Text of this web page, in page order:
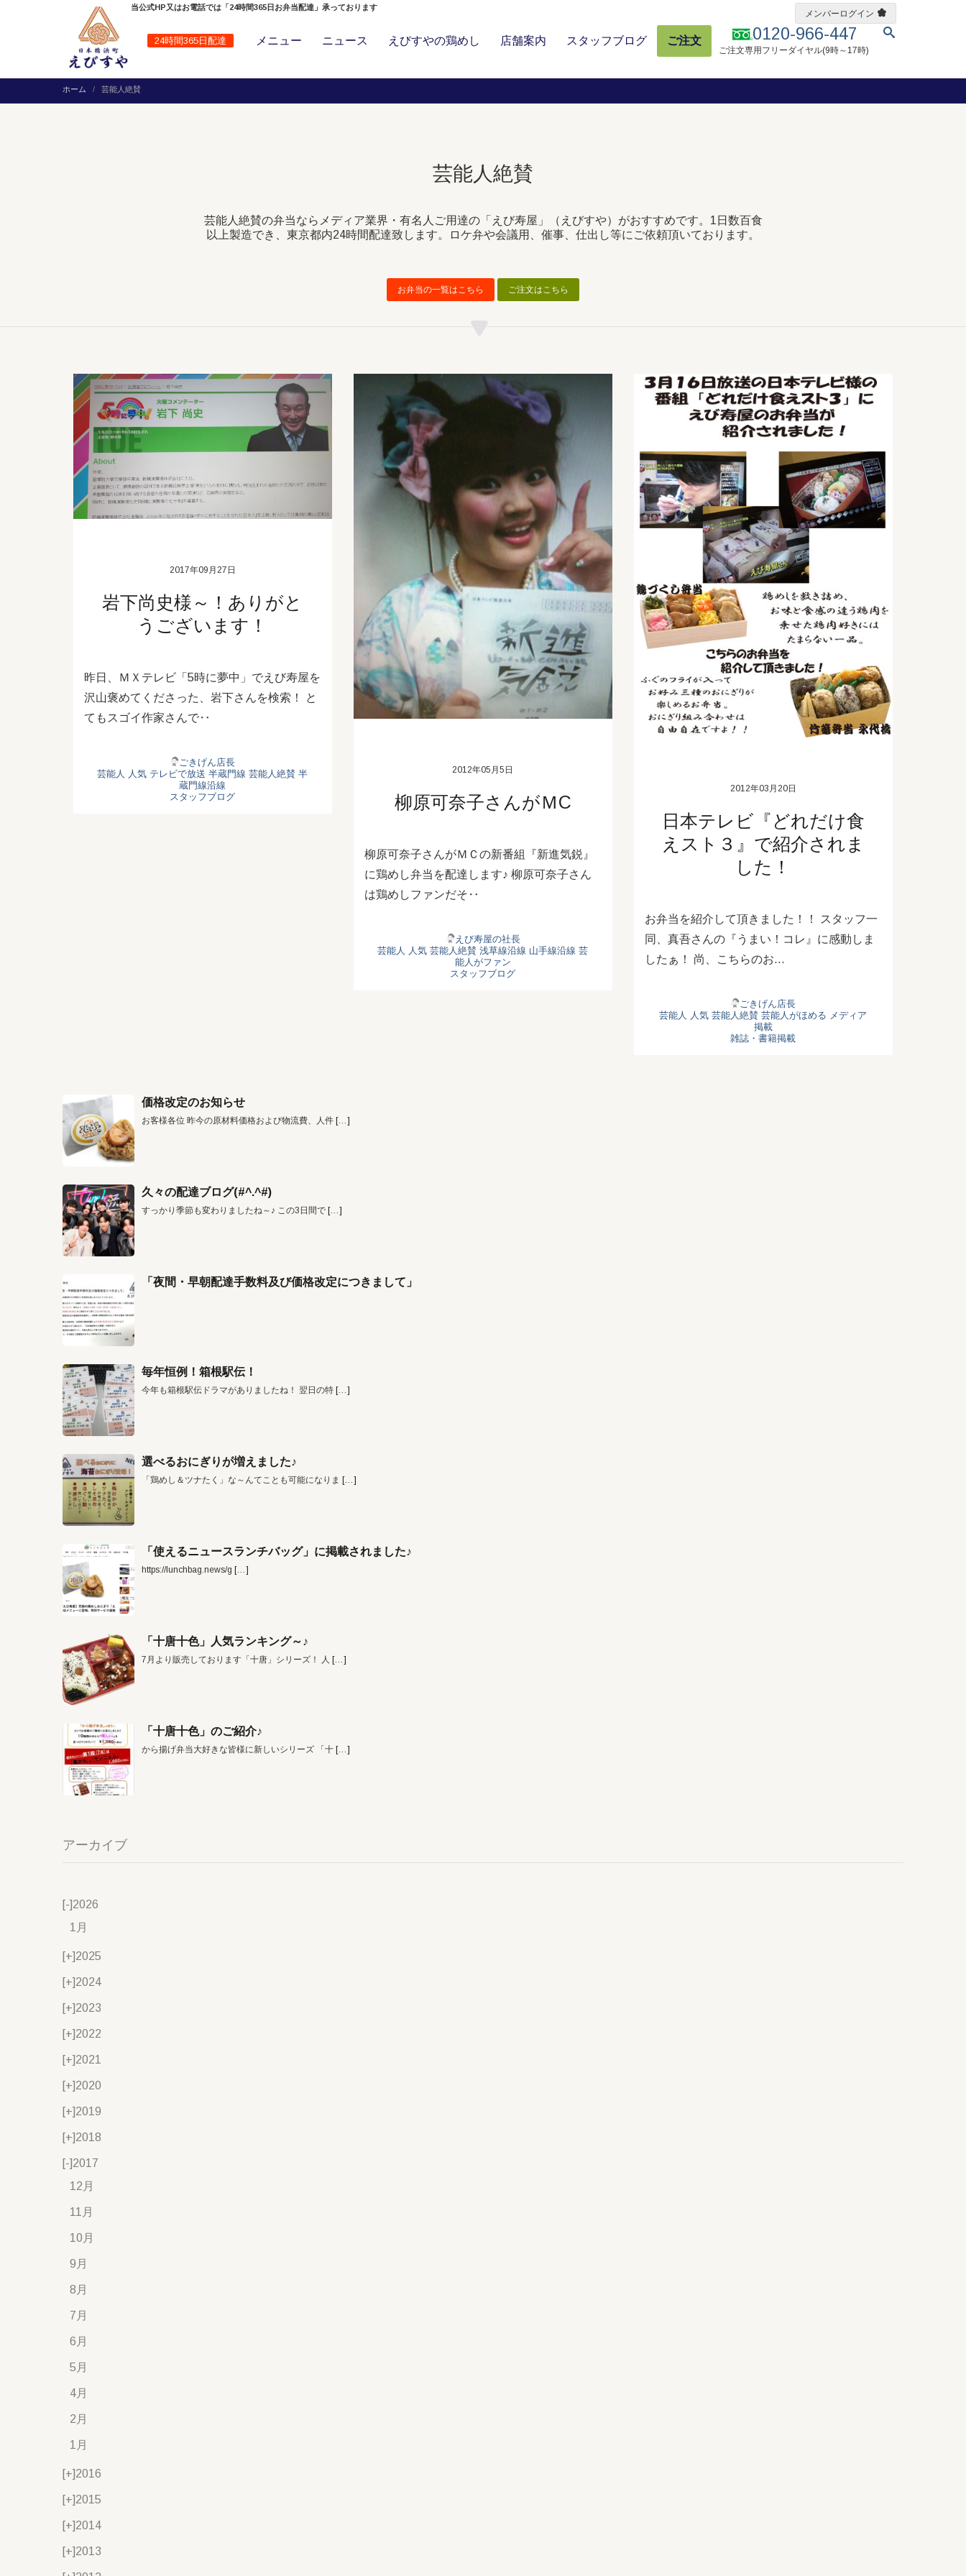
24時間365日配達 0120-966-447
ご注文専用フリーダイヤル(9時～17時)
メニュー ニュース えびすやの鶏めし 店舗案内 スタッフブログ ご注文
当公式HP又はお電話では「24時間365日お弁当配達」承っております
メンバーログイン
ホーム 芸能人絶賛
芸能人絶賛
芸能人絶賛の弁当ならメディア業界・有名人ご用達の「えび寿屋」（えびすや）がおすすめです。1日数百食
以上製造でき、東京都内24時間配達致します。ロケ弁や会議用、催事、仕出し等にご依頼頂いております。
お弁当の一覧はこちら ご注文はこちら
2017年09月27日
岩下尚史様～！ありがと
うございます！
昨日、ＭＸテレビ「5時に夢中」でえび寿屋を
沢山褒めてくださった、岩下さんを検索！ と
てもスゴイ作家さんで‥
ごきげん店長
芸能人 人気 テレビで放送 半蔵門線 芸能人絶賛 半
蔵門線沿線
スタッフブログ
2012年05月5日
柳原可奈子さんがＭC
柳原可奈子さんがＭＣの新番組『新進気鋭』
に鶏めし弁当を配達します♪ 柳原可奈子さん
は鶏めしファンだそ‥
えび寿屋の社長
芸能人 人気 芸能人絶賛 浅草線沿線 山手線沿線 芸
能人がファン
スタッフブログ
2012年03月20日
日本テレビ『どれだけ食
えスト３』で紹介されま
した！
お弁当を紹介して頂きました！！ スタッフ一
同、真吾さんの『うまい！コレ』に感動しま
したぁ！ 尚、こちらのお…
ごきげん店長
芸能人 人気 芸能人絶賛 芸能人がほめる メディア
掲載
雑誌・書籍掲載
価格改定のお知らせ
お客様各位 昨今の原材料価格および物流費、人件 […]
久々の配達ブログ(#^.^#)
すっかり季節も変わりましたね～♪ この3日間で […]
「夜間・早朝配達手数料及び価格改定につきまして」
毎年恒例！箱根駅伝！
今年も箱根駅伝ドラマがありましたね！ 翌日の特 […]
選べるおにぎりが増えました♪
「鶏めし＆ツナたく」な～んてことも可能になりま […]
「使えるニュースランチバッグ」に掲載されました♪
https://lunchbag.news/g […]
「十唐十色」人気ランキング～♪
7月より販売しております「十唐」シリーズ！ 人 […]
「十唐十色」のご紹介♪
から揚げ弁当大好きな皆様に新しいシリーズ 「十 […]
アーカイブ
[-]2026
1月
[+]2025
[+]2024
[+]2023
[+]2022
[+]2021
[+]2020
[+]2019
[+]2018
[-]2017
12月
11月
10月
9月
8月
7月
6月
5月
4月
2月
1月
[+]2016
[+]2015
[+]2014
[+]2013